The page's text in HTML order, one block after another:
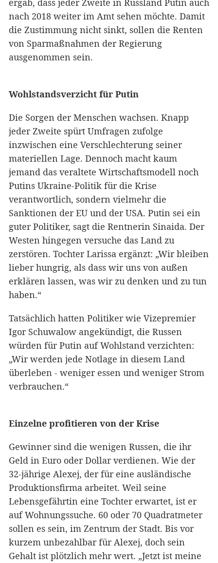
ergab, dass jeder Zweite in Russland Putin auch
nach 2018 weiter im Amt sehen möchte. Damit
die Zustimmung nicht sinkt, sollen die Renten
von Sparmaßnahmen der Regierung
ausgenommen sein.
Wohlstandsverzicht für Putin
Die Sorgen der Menschen wachsen. Knapp
jeder Zweite spürt Umfragen zufolge
inzwischen eine Verschlechterung seiner
materiellen Lage. Dennoch macht kaum
jemand das veraltete Wirtschaftsmodell noch
Putins Ukraine-Politik für die Krise
verantwortlich, sondern vielmehr die
Sanktionen der EU und der USA. Putin sei ein
guter Politiker, sagt die Rentnerin Sinaida. Der
Westen hingegen versuche das Land zu
zerstören. Tochter Larissa ergänzt: „Wir bleiben
lieber hungrig, als dass wir uns von außen
erklären lassen, was wir zu denken und zu tun
haben.“
Tatsächlich hatten Politiker wie Vizepremier
Igor Schuwalow angekündigt, die Russen
würden für Putin auf Wohlstand verzichten:
„Wir werden jede Notlage in diesem Land
überleben - weniger essen und weniger Strom
verbrauchen.“
Einzelne profitieren von der Krise
Gewinner sind die wenigen Russen, die ihr
Geld in Euro oder Dollar verdienen. Wie der
32-jährige Alexej, der für eine ausländische
Produktionsfirma arbeitet. Weil seine
Lebensgefährtin eine Tochter erwartet, ist er
auf Wohnungssuche. 60 oder 70 Quadratmeter
sollen es sein, im Zentrum der Stadt. Bis vor
kurzem unbezahlbar für Alexej, doch sein
Gehalt ist plötzlich mehr wert. „Jetzt ist meine